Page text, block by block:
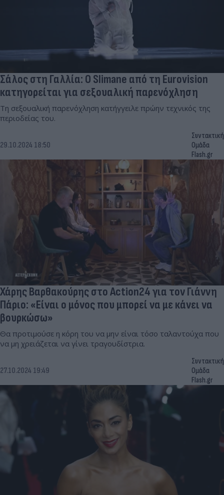
Σάλος στη Γαλλία: Ο Slimane από τη Eurovision
κατηγορείται για σεξουαλική παρενόχληση
Τη σεξουαλική παρενόχληση κατήγγειλε πρώην τεχνικός της
περιοδείας του.
29.10.2024 18:50
Συντακτική
Ομάδα
Flash.gr
Χάρης Βαρθακούρης στο Action24 για τον Γιάννη
Πάριο: «Είναι ο μόνος που μπορεί να με κάνει να
βουρκώσω»
Θα προτιμούσε η κόρη του να μην είναι τόσο ταλαντούχα που
να μη χρειάζεται να γίνει τραγουδίστρια.
27.10.2024 19:49
Συντακτική
Ομάδα
Flash.gr